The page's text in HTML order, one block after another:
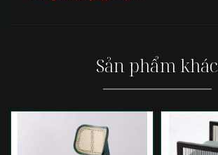
Sản phẩm khác